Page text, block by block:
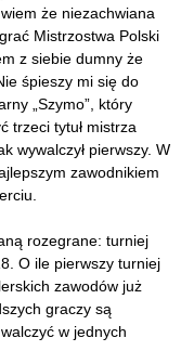
że niezachwiana
Mistrzostwa Polski
z siebie dumny że
śpieszy mi się do
„Szymo”, który
trzeci tytuł mistrza
wywalczył pierwszy. W
zawodnikiem
rozegrane: turniej
O ile pierwszy turniej
zawodów już
graczy są
w jednych